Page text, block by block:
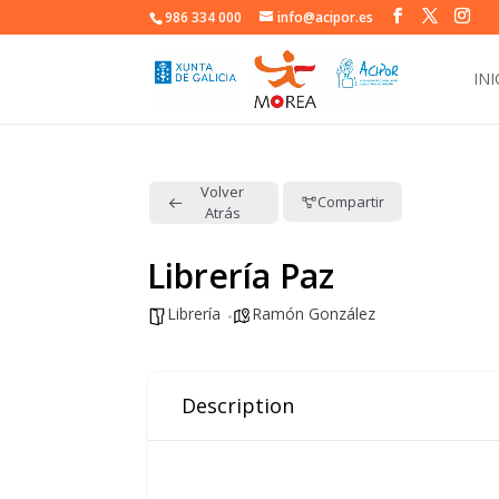
986 334 000 info@acipor.es
Volver
Atrás
Compartir
Librería Paz
Librería Ramón González
Description